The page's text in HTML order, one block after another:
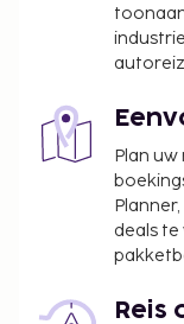
Plan
deals te
Reis